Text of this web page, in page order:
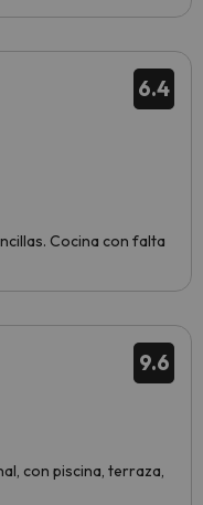
6.4
Cocina con falta
9.6
con piscina, terraza,